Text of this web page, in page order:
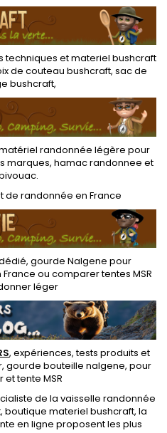
techniques etmateriel bushcraft
de couteau bushcraft, sac de
bushcraft,
randonnée légère pour
marques, hamac randonnee et
.
de randonnée en France
gourde Nalgene pour
France ou comparer tentes MSR
léger
, expériences, tests produits et
, gourde bouteille nalgene, pour
ettente MSR
de la vaisselle randonnée
boutique materiel bushcraft, la
en ligne proposent les plus